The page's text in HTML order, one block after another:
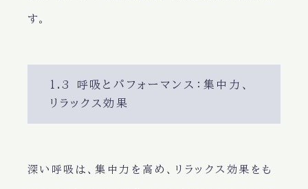
す。
1.3 呼吸とパフォーマンス：集中力、
リラックス効果
深い呼吸 は、 集中力 を高め、 リラックス効果 をも